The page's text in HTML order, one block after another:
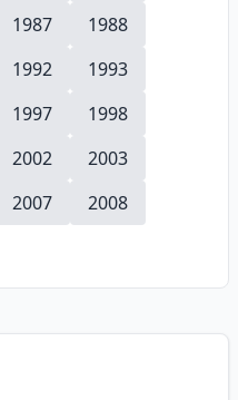
1987
1988
1992
1993
1997
1998
2002
2003
2007
2008